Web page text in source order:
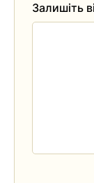
Залишіть